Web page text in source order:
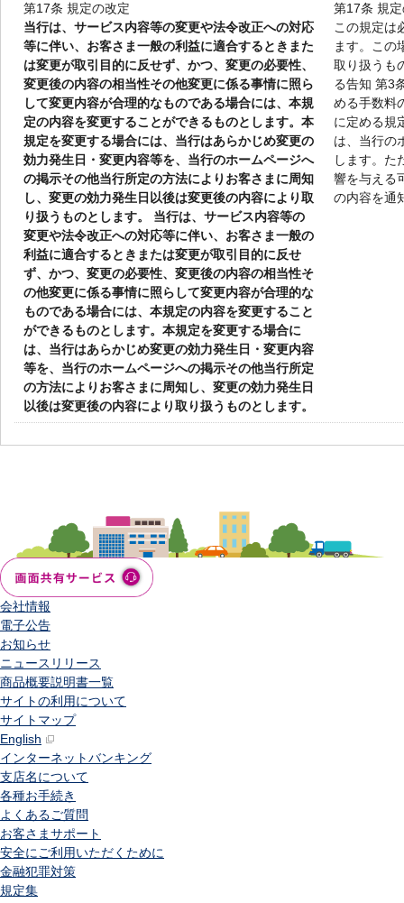
第17条 規定の改定
当行は、サービス内容等の変更や法令改正への対応
等に伴い、お客さま一般の利益に適合するときまた
は変更が取引目的に反せず、かつ、変更の必要性、
変更後の内容の相当性その他変更に係る事情に照ら
して変更内容が合理的なものである場合には、本規
定の内容を変更することができるものとします。本
規定を変更する場合には、当行はあらかじめ変更の
効力発生日・変更内容等を、当行のホームページへ
の掲示その他当行所定の方法によりお客さまに周知
し、変更の効力発生日以後は変更後の内容により取
り扱うものとします。 当行は、サービス内容等の
変更や法令改正への対応等に伴い、お客さま一般の
利益に適合するときまたは変更が取引目的に反せ
ず、かつ、変更の必要性、変更後の内容の相当性そ
の他変更に係る事情に照らして変更内容が合理的な
ものである場合には、本規定の内容を変更すること
ができるものとします。本規定を変更する場合に
は、当行はあらかじめ変更の効力発生日・変更内容
等を、当行のホームページへの掲示その他当行所定
の方法によりお客さまに周知し、変更の効力発生日
以後は変更後の内容により取り扱うものとします。
第17条 規
この規定は
ます。この
取り扱うも
る告知 第3
める手数料
に定める規
は、当行の
します。た
響を与える
の内容を通
会社情報
電子公告
お知らせ
ニュースリリース
商品概要説明書一覧
サイトの利用について
サイトマップ
English
インターネットバンキング
支店名について
各種お手続き
よくあるご質問
お客さまサポート
安全にご利用いただくために
金融犯罪対策
規定集